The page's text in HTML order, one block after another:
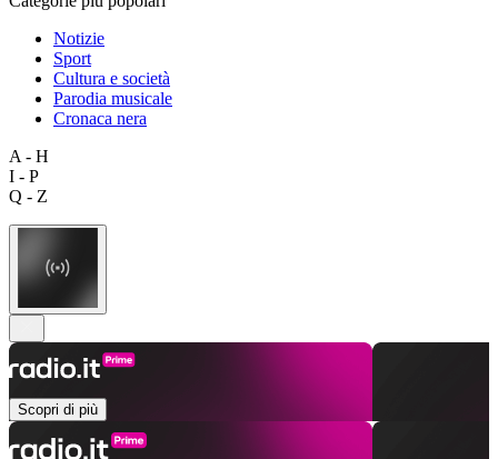
Notizie
Sport
Cultura e società
Parodia musicale
Cronaca nera
A - H
I - P
Q - Z
Scopri di più